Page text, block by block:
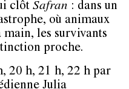
clôt Safran : dans un
où animaux
les survivants
proche.
20 h, 21 h, 22 h par